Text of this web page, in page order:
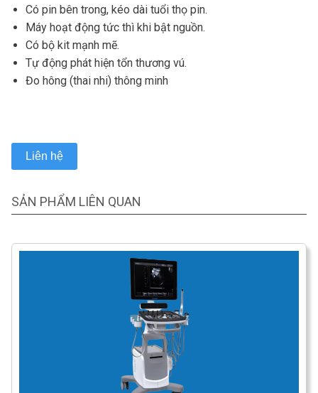
Có pin bên trong, kéo dài tuổi thọ pin.
Máy hoạt động tức thì khi bật nguồn.
Có bộ kit mạnh mẽ.
Tự động phát hiện tổn thương vú.
Đo hông (thai nhi) thông minh
Liên hệ
SẢN PHẨM LIÊN QUAN